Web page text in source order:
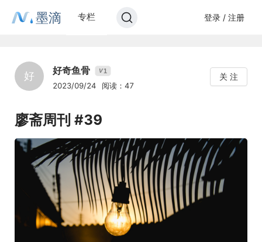
墨滴 专栏 登录 / 注册
好 好奇鱼骨 V1
2023/09/24 阅读：47
关 注
廖斋周刊 #39